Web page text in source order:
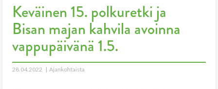
Keväinen 15. polkuretki ja
Bisan majan kahvila avoinna
vappupäivänä 1.5.
28.04.2022 Ajankohtaista